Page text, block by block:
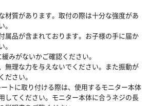
材質があります。取付の際は十分な強度があ
属品が含まれております。お子様の手に届か
みがないかご確認ください。
無理な力を与えないでください。また振動が
ださい。
トに取り付ける際は、使用するモニター本体
してください。モニター本体に合うネジの長